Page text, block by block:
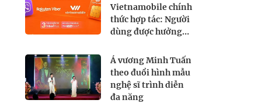
Vietnamobile chính
thức hợp tác: Người
dùng được hưởng
Á vương Minh Tuấn
theo đuổi hình mẫu
nghệ sĩ trình diễn
đa năng